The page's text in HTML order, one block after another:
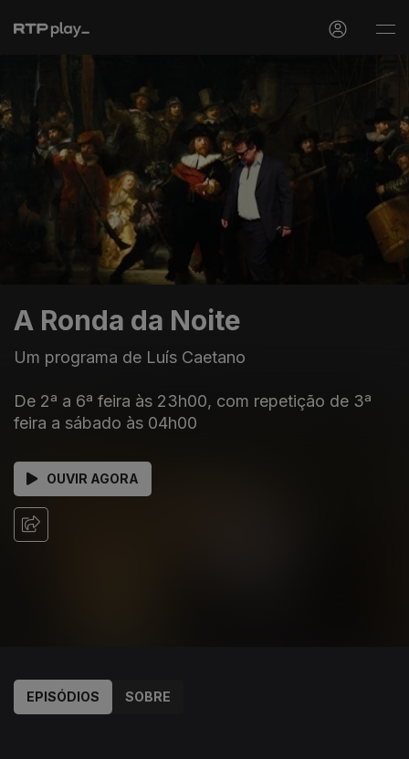
A Ronda da Noite
Um programa de Luís Caetano
De 2ª a 6ª feira às 23h00, com repetição de 3ª
feira a sábado às 04h00
OUVIR AGORA
EPISÓDIOS SOBRE